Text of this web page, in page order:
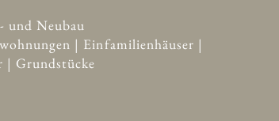
und Neubau
| Einfamilienhäuser |
| Grundstücke